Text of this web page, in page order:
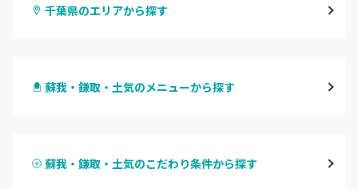
千葉県のエリアから探す
柏・南柏
蘇我・鎌取・土気のメニューから探す
ハンドスカルプ
蘇我・鎌取・土気のこだわり条件から探す